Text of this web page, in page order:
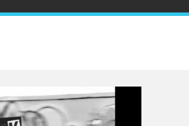
Funkhouser